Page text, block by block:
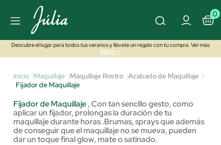
0
Descubre el lugar para todos tus veranos y llévate un regalo con tu compra. Ver más
AQUÍ>>
Inicio Maquillaje Maquillaje Rostro Acabado de Maquillaje
Fijador de Maquillaje
Fijador de Maquillaje,Con tan sencillo gesto, como
aplicar un fijador, prolongas la duración de tu
maquillaje durante horas .Brumas, sprays que además
de conseguir que el maquillaje no se mueva, pueden
dar un toque finalglow, mate o satinado.